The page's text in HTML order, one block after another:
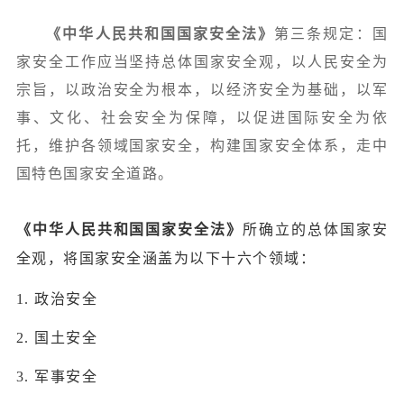
《中华人民共和国国家安全法》 第三条规定：国
家安全工作应当坚持总体国家安全观，以人民安全为
宗旨，以政治安全为根本，以经济安全为基础，以军
事、文化、社会安全为保障，以促进国际安全为依
托，维护各领域国家安全，构建国家安全体系，走中
国特色国家安全道路。
《中华人民共和国国家安全法》 所确立的总体国家安
全观，将国家安全涵盖为以下十六个领域：
1. 政治安全
2. 国土安全
3. 军事安全